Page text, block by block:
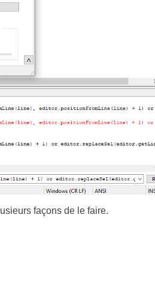
façons de le faire.